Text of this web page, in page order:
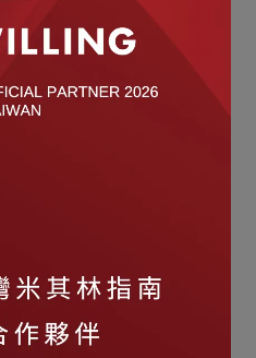
BALLARINI
義大利製 TORRE 陶瓷不沾